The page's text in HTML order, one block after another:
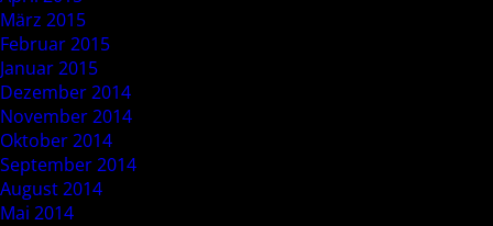
März 2015
Februar 2015
Januar 2015
Dezember 2014
November 2014
Oktober 2014
September 2014
August 2014
Mai 2014